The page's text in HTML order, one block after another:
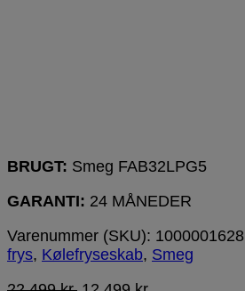
BRUGT: Smeg FAB32LPG5
GARANTI: 24 MÅNEDER
Varenummer (SKU): 1000001628
frys, Kølefryseskab, Smeg